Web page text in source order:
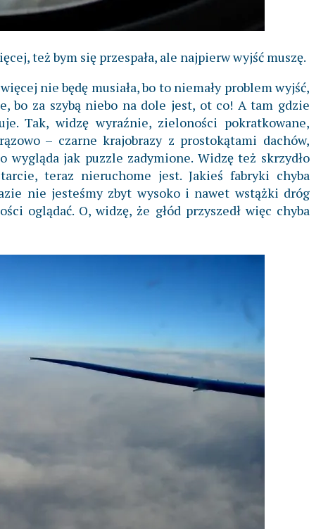
też bym się przespała, ale najpierw wyjść muszę.
nie będę musiała, bo to niemały problem wyjść,
bo za szybą niebo na dole jest, ot co! A tam gdzie
Tak, widzę wyraźnie, zieloności pokratkowane,
– czarne krajobrazy z prostokątami dachów,
jak puzzle zadymione. Widzę też skrzydło
teraz nieruchome jest. Jakieś fabryki chyba
nie jesteśmy zbyt wysoko i nawet wstążki dróg
oglądać. O, widzę, że głód przyszedł więc chyba